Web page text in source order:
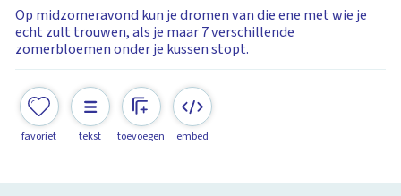
Op midzomeravond kun je dromen van die ene met wie je
echt zult trouwen, als je maar 7 verschillende
zomerbloemen onder je kussen stopt.
favoriet tekst toevoegen embed